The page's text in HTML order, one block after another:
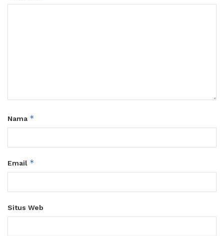
Nama *
Email *
Situs Web